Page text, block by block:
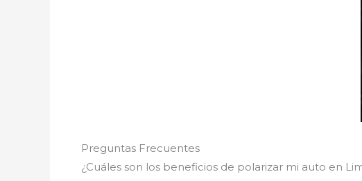
Preguntas Frecuentes
¿Cuáles son los beneficios de polarizar mi auto en